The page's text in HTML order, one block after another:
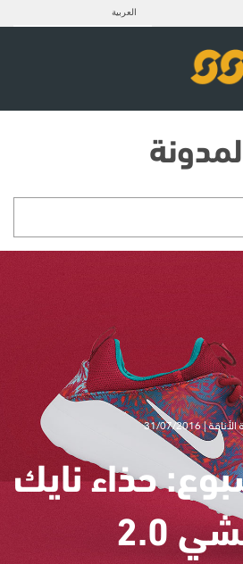
العربية
| 31/07/2016
حذاء نايك
2.0